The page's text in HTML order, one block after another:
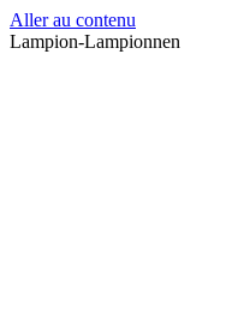
Aller au contenu
Lampion-Lampionnen